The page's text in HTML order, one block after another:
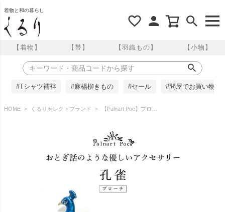
着物と和の暮らし
【着物】 【帯】 【羽織もの】 【小物】
#Tシャツ襦袢 #麻楊柳きもの #セール #問屋でお買い物
HOME くるりセレクトブランド 【Palnart Poc】ブローチ/孔雀